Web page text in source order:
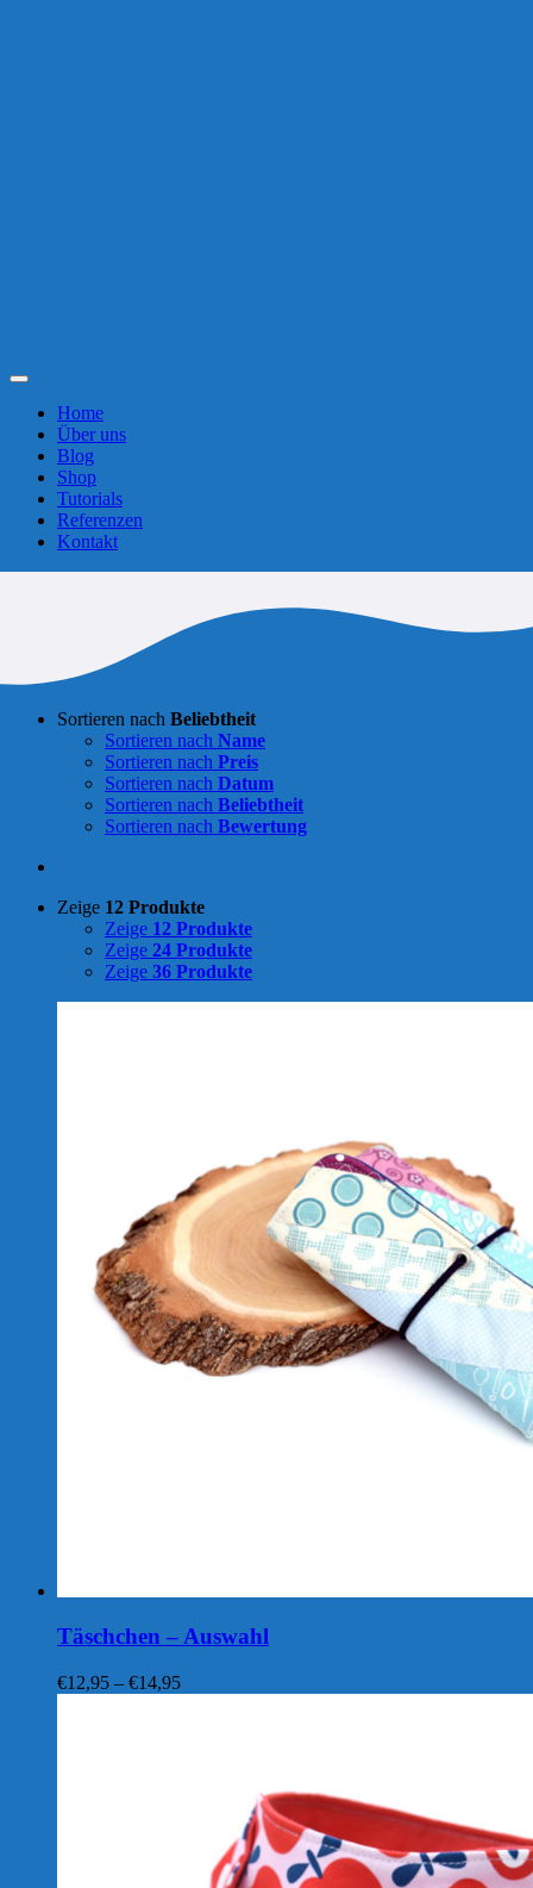
Toggle
NavigationHome
Über uns
Blog
Shop
Tutorials
Referenzen
Kontakt
Sortieren nach Beliebtheit
Sortieren nach Name
Sortieren nach Preis
Sortieren nach Datum
Sortieren nach Beliebtheit
Sortieren nach Bewertung
Zeige 12 Produkte
Zeige 12 Produkte
Zeige 24 Produkte
Zeige 36 Produkte
Täschchen – Auswahl
€12,95 – €14,95Preisspanne: